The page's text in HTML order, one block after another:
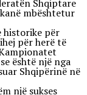
Shqiptare
mbështetur
historike për
për herë të
është një nga
Shqipërinë në
një sukses